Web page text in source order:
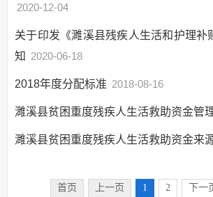
上级政策解读
本级政策解读
回应关切
监督保障
国民经济和社会发
社会公益事业建设
2020-12-04
关于印发《濉溪县残疾人生活和护理补
知 2020-06-18
2018年度分配标准 2018-08-16
濉溪县贫困重度残疾人生活救助资金管
濉溪县贫困重度残疾人生活救助资金来
首页 上一页 1 2 下一